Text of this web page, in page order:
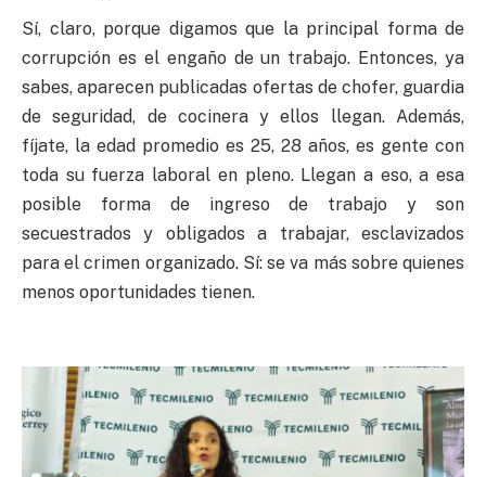
Sí, claro, porque digamos que la principal forma de
corrupción es el engaño de un trabajo. Entonces, ya
sabes, aparecen publicadas ofertas de chofer, guardia
de seguridad, de cocinera y ellos llegan. Además,
fíjate, la edad promedio es 25, 28 años, es gente con
toda su fuerza laboral en pleno. Llegan a eso, a esa
posible forma de ingreso de trabajo y son
secuestrados y obligados a trabajar, esclavizados
para el crimen organizado. Sí: se va más sobre quienes
menos oportunidades tienen.